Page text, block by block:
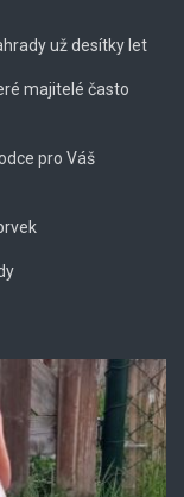
už desítky let
majitelé často
pro Váš